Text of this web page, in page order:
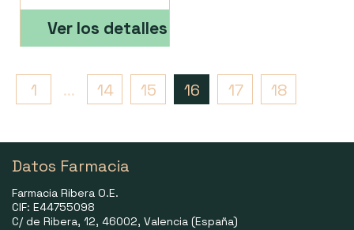
Ver los detalles
1 ... 14 15 16 17 18
Datos Farmacia
Farmacia Ribera O.E.
CIF: E44755098
C/ de Ribera, 12, 46002, Valencia (España)